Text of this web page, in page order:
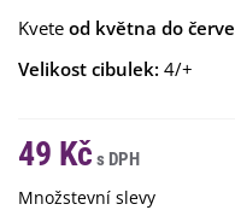
Kvete od května do
Velikost cibulek: 4/+
49 Kč
Množstevní slevy